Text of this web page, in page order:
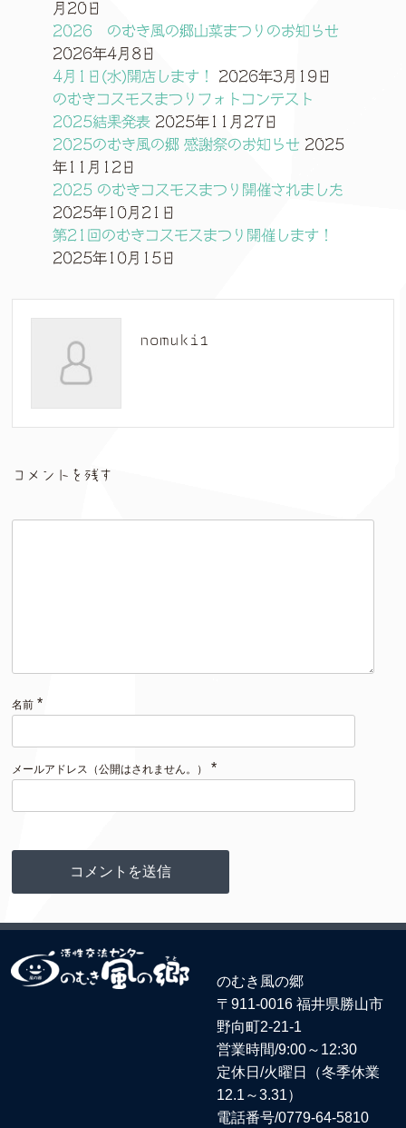
月20日
2026 のむき風の郷山菜まつりのお知らせ
2026年4月8日
4月1日(水)開店します！
2026年3月19日
のむきコスモスまつりフォトコンテスト
2025結果発表 2025年11月27日
2025のむき風の郷 感謝祭のお知らせ 2025
年11月12日
2025 のむきコスモスまつり開催されました
2025年10月21日
第21回のむきコスモスまつり開催します！
2025年10月15日
nomuki1
コメントを残す
名前 *
メールアドレス（公開はされません。） *
のむき風の郷
〒911-0016 福井県勝山市
野向町2-21-1
営業時間/9:00～12:30
定休日/火曜日（冬季休業
12.1～3.31）
電話番号/0779-64-5810